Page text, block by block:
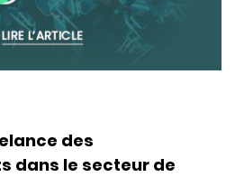
des
dans le secteur de